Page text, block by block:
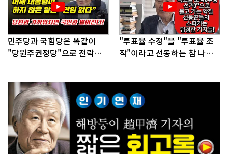
민주당과 국힘당은 똑같이
"당원주권정당"으로 전락했
다!
"투표율 수정"을 "투표율 조
작"이라고 선동하는 참 나쁜
사람들!